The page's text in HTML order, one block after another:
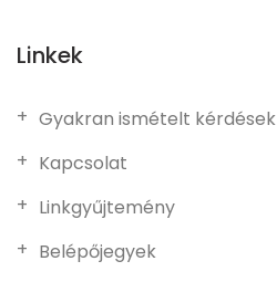
Linkek
Gyakran ismételt kérdések
Kapcsolat
Linkgyűjtemény
Belépőjegyek